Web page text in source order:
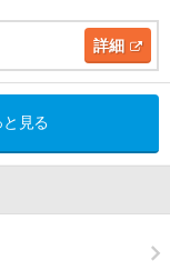
詳細
見る